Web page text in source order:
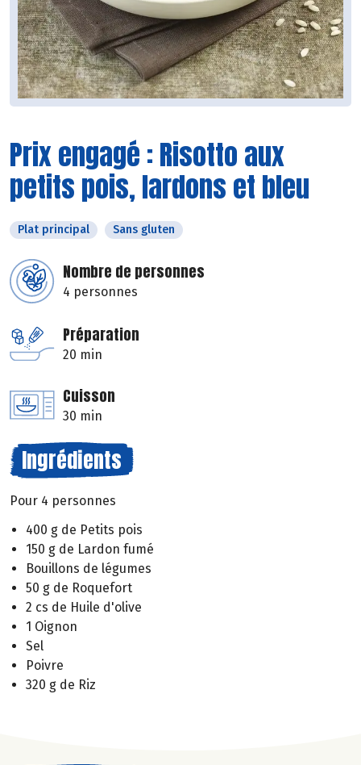
Prix engagé : Risotto aux
petits pois, lardons et bleu
Plat principal Sans gluten
Nombre de personnes
4 personnes
Préparation
20 min
Cuisson
30 min
Ingrédients
Pour 4 personnes
400 g de Petits pois
150 g de Lardon fumé
Bouillons de légumes
50 g de Roquefort
2 cs de Huile d'olive
1 Oignon
Sel
Poivre
320 g de Riz